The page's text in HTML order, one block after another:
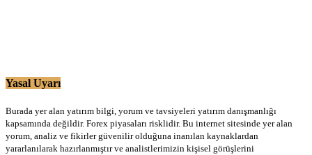
Yasal Uyarı
Burada yer alan yatırım bilgi, yorum ve tavsiyeleri yatırım danışmanlığı
kapsamında değildir. Forex piyasaları risklidir. Bu internet sitesinde yer alan
yorum, analiz ve fikirler güvenilir olduğuna inanılan kaynaklardan
yararlanılarak hazırlanmıştır ve analistlerimizin kişisel görüşlerini